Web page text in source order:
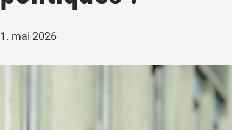
1. mai 2026